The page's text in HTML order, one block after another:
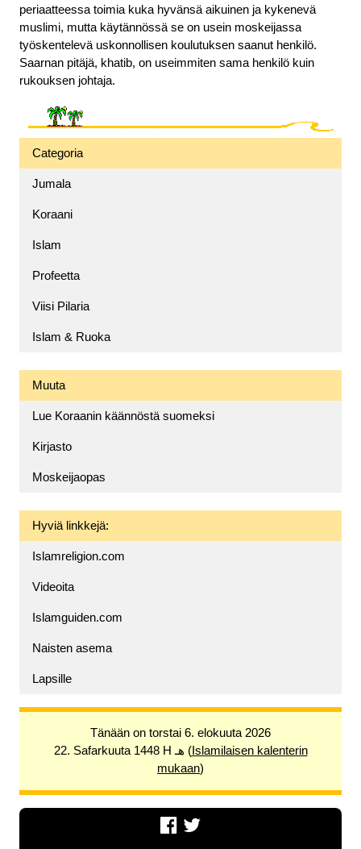
periaatteessa toimia kuka hyvänsä aikuinen ja kykenevä
muslimi, mutta käytännössä se on usein moskeijassa
työskentelevä uskonnollisen koulutuksen saanut henkilö.
Saarnan pitäjä, khatib, on useimmiten sama henkilö kuin
rukouksen johtaja.
Categoria
Jumala
Koraani
Islam
Profeetta
Viisi Pilaria
Islam & Ruoka
Muuta
Lue Koraanin käännöstä suomeksi
Kirjasto
Moskeijaopas
Hyviä linkkejä:
Islamreligion.com
Videoita
Islamguiden.com
Naisten asema
Lapsille
Tänään on torstai 6. elokuuta 2026
22. Safarkuuta 1448 H هـ (Islamilaisen kalenterin
mukaan)